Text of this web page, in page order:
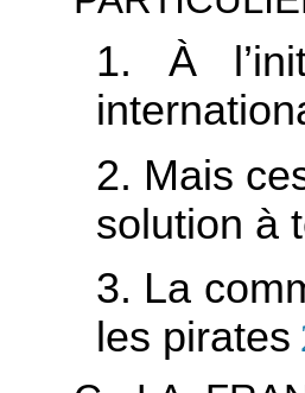
1. À
2. Mais
solution à
3. La
les pirates